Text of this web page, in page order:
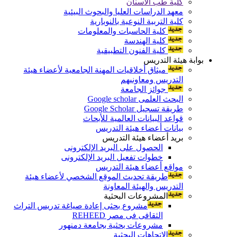
معهد الدراسات العليا والبحوث البيئية
كلية التربية النوعية بالنوبارية
كلية الحاسبات والمعلومات
كلية الهندسة
كلية الفنون التطبيقية
بوابة هيئة التدريس
ميثاق أخلاقيات المهنة الجامعية لأعضاء هيئة
التدريس ومعاونيهم
جوائز الجامعة
البحث العلمى Google scholar
طريقة تسجيل Google Scholar
قواعد البيانات العالمية للأبحاث
بيانات أعضاء هيئة التدريس
بريد أعضاء هيئة التدريس
الحصول على البريد الإلكترونى
خطوات تفعيل البريد الإلكترونى
مواقع أعضاء هيئة التدريس
طريقة تحديث الموقع الشخصي لأعضاء هيئة
التدريس والهيئة المعاونة
المشروعات البحثية
مشروع بحثى إعادة صياغة تدريس التراث
الثقافى فى مصر REHEED
مشروعات بحثية بجامعة دمنهور
الإتجاهات البحثية